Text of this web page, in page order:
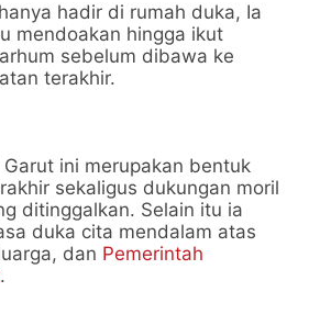
hadir di rumah duka, Ia
mendoakan hingga ikut
sebelum dibawa ke
terakhir.
ini merupakan bentuk
sekaligus dukungan moril
ditinggalkan. Selain itu ia
duka cita mendalam atas
dan Pemerintah
.